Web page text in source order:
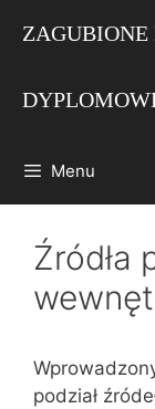
ZAGUBIONE
Menu
Źródła
podział